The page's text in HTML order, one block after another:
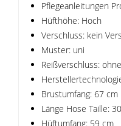
Pflegeanleitungen
Hüfthöhe: Hoch
Verschluss: kein
Muster: uni
Reißverschluss:
Brustumfang: 67 cm
Länge Hose Taille:
Hüftumfang: 59 cm